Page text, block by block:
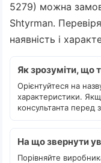
5279) можна
Shtyrman.
наявність і
Як зрозуміти, що
Орієнтуйтеся на
характеристики.
консультанта перед
На що звернути
Порівняйте